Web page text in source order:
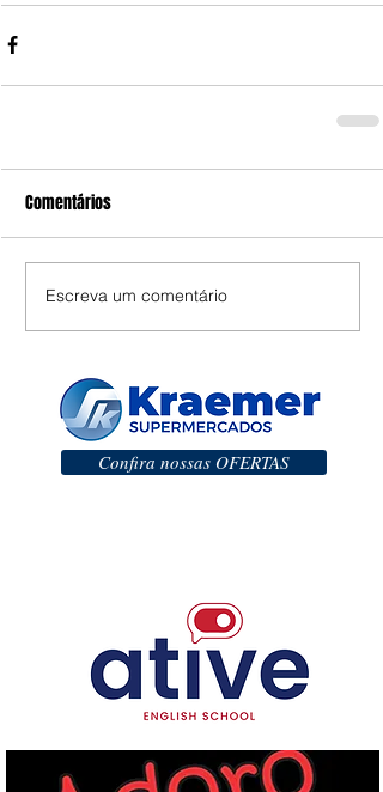
Comentários
Escreva um comentário
Confira nossas OFERTAS